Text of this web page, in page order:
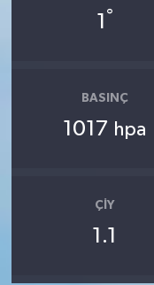
1 °
BASINÇ
1017 hpa
ÇIY
1.1